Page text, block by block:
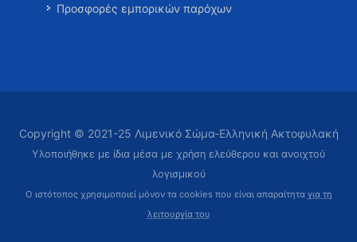
Προσφορές εμπορικών παρόχων
Copyright © 2021-25 Λιμενικό Σώμα-Ελληνική Ακτοφυλακή
Υλοποιήθηκε με ίδια μέσα με χρήση ελεύθερου και ανοιχτού
λογισμικού
Ο ιστότοπος χρησιμοποιεί μόνον τα cookies που είναι απαραίτητα για τη
λειτουργία του